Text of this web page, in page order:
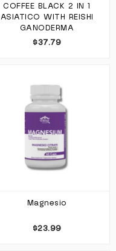
COFFEE BLACK 2 IN 1
ASIATICO WITH REISHI
GANODERMA
$37.79
Magnesio
$23.99